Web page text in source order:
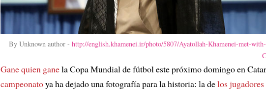
By Unknown author - http://english.khamenei.ir/photo/5807/Ayatollah-Khamenei-met-
Gane quien ganela Copa Mundial de fútbol este próximo domingo en
campeonatoya ha dejado una fotografía para la historia: la delos